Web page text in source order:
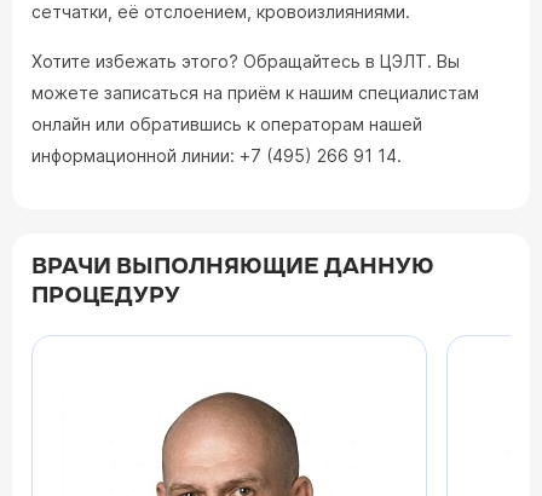
сетчатки, её отслоением, кровоизлияниями.
Хотите избежать этого? Обращайтесь в ЦЭЛТ. Вы
можете записаться на приём к нашим специалистам
онлайн или обратившись к операторам нашей
информационной линии: +7 (495) 266 91 14.
ВРАЧИ ВЫПОЛНЯЮЩИЕ ДАННУЮ
ПРОЦЕДУРУ